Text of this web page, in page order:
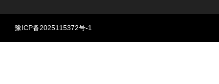
豫ICP备2025115372号-1